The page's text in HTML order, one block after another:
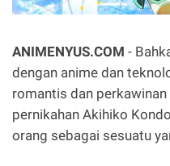
ANIMENYUS.COM -
dengan anime dan
romantis dan
pernikahan Akihiko
orang sebagai sesuatu